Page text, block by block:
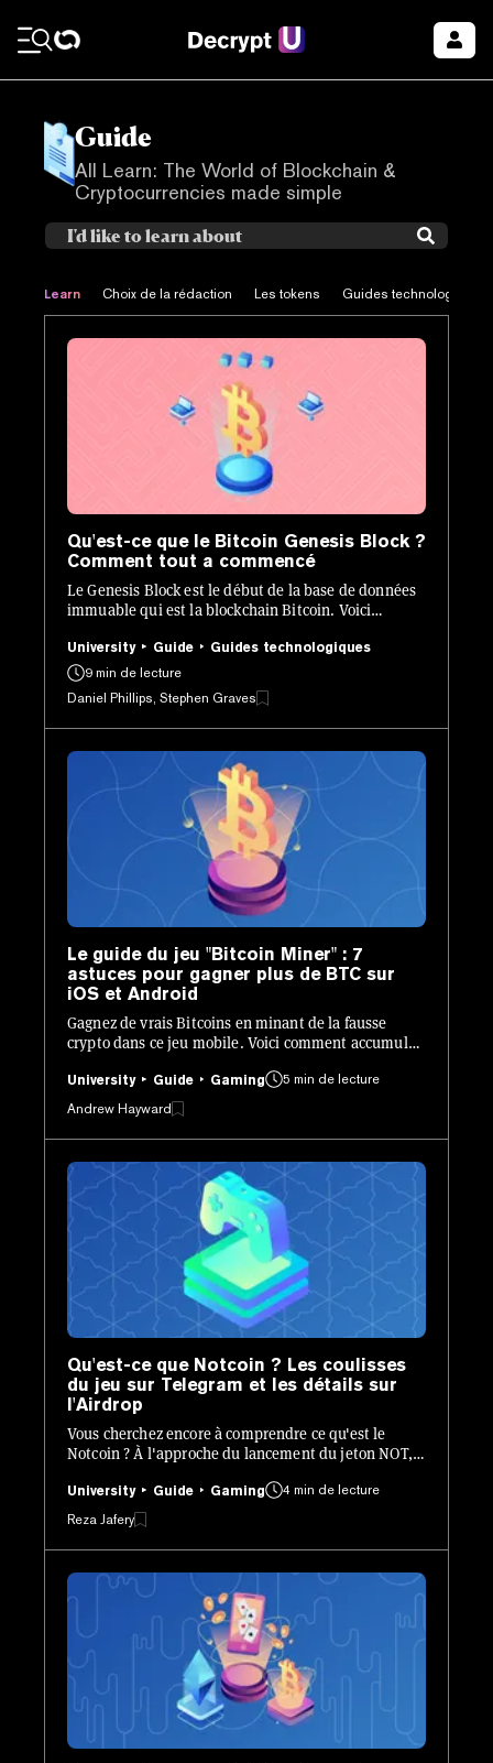
Guide
All Learn: The World of Blockchain &
Cryptocurrencies made simple
Learn Choix de la rédaction Les tokens Guides technologiques
Qu'est-ce que le Bitcoin Genesis Block ?
Comment tout a commencé
Le Genesis Block est le début de la base de données
immuable qui est la blockchain Bitcoin. Voici
University Guide
Guides technologiques
9 min de lecture
Daniel Phillips, Stephen Graves
Le guide du jeu "Bitcoin Miner" : 7
astuces pour gagner plus de BTC sur
iOS et Android
Gagnez de vrais Bitcoins en minant de la fausse
crypto dans ce jeu mobile. Voici comment accumuler
University Guide Gaming
5 min de lecture
Andrew Hayward
Qu'est-ce que Notcoin ? Les coulisses
du jeu sur Telegram et les détails sur
l'Airdrop
Vous cherchez encore à comprendre ce qu'est le
Notcoin ? À l'approche du lancement du jeton NOT,
University Guide Gaming
4 min de lecture
Reza Jafery